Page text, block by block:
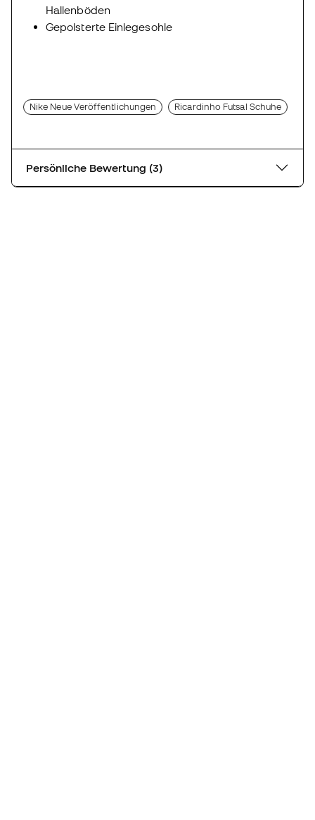
Hallenböden
Gepolsterte Einlegesohle
Nike Neue Veröffentlichungen Ricardinho Futsal Schuhe
Persönliche Bewertung (3)